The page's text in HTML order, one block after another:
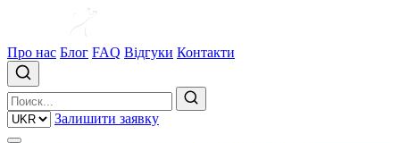
Про нас Блог FAQ Відгуки Контакти
Залишити заявку